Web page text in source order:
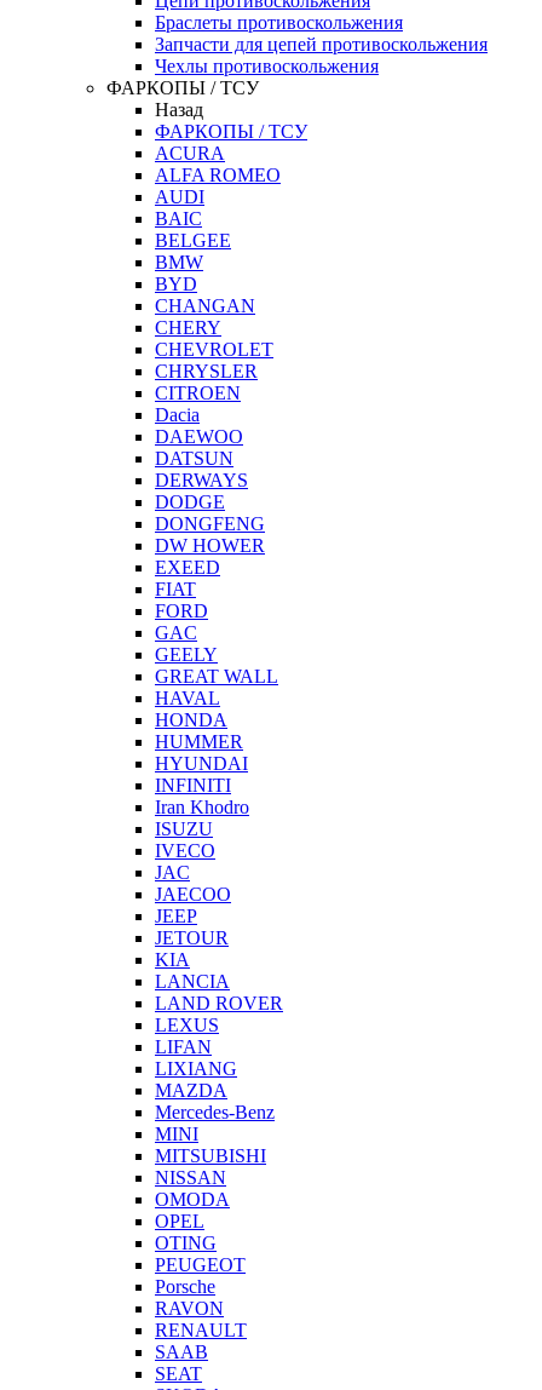
Браслеты противоскольжения
Запчасти для цепей противоскольжения
Чехлы противоскольжения
ФАРКОПЫ / ТСУ
Назад
ФАРКОПЫ / ТСУ
ACURA
ALFA ROMEO
AUDI
BAIC
BELGEE
BMW
BYD
CHANGAN
CHERY
CHEVROLET
CHRYSLER
CITROEN
Dacia
DAEWOO
DATSUN
DERWAYS
DODGE
DONGFENG
DW HOWER
EXEED
FIAT
FORD
GAC
GEELY
GREAT WALL
HAVAL
HONDA
HUMMER
HYUNDAI
INFINITI
Iran Khodro
ISUZU
IVECO
JAC
JAECOO
JEEP
JETOUR
KIA
LANCIA
LAND ROVER
LEXUS
LIFAN
LIXIANG
MAZDA
Mercedes-Benz
MINI
MITSUBISHI
NISSAN
OMODA
OPEL
OTING
PEUGEOT
Porsche
RAVON
RENAULT
SAAB
SEAT